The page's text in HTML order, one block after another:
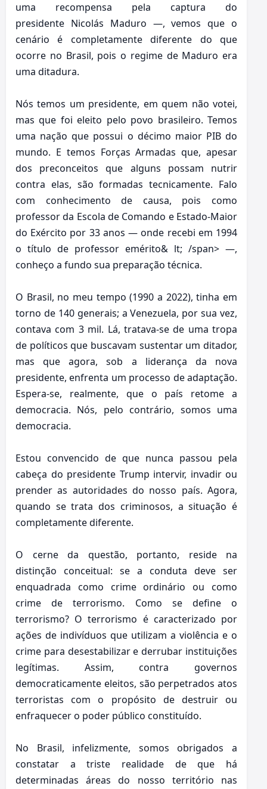
uma recompensa pela captura do
presidente Nicolás Maduro —, vemos que o
cenário é completamente diferente do que
ocorre no Brasil, pois o regime de Maduro era
uma ditadura.
Nós temos um presidente, em quem não votei,
mas que foi eleito pelo povo brasileiro. Temos
uma nação que possui o décimo maior PIB do
mundo. E temos Forças Armadas que, apesar
dos preconceitos que alguns possam nutrir
contra elas, são formadas tecnicamente. Falo
com conhecimento de causa, pois como
professor da Escola de Comando e Estado-Maior
do Exército por 33 anos — onde recebi em 1994
o título de professor emérito& lt; /span> —,
conheço a fundo sua preparação técnica.
O Brasil, no meu tempo (1990 a 2022), tinha em
torno de 140 generais; a Venezuela, por sua vez,
contava com 3 mil. Lá, tratava-se de uma tropa
de políticos que buscavam sustentar um ditador,
mas que agora, sob a liderança da nova
presidente, enfrenta um processo de adaptação.
Espera-se, realmente, que o país retome a
democracia. Nós, pelo contrário, somos uma
democracia.
Estou convencido de que nunca passou pela
cabeça do presidente Trump intervir, invadir ou
prender as autoridades do nosso país. Agora,
quando se trata dos criminosos, a situação é
completamente diferente.
O cerne da questão, portanto, reside na
distinção conceitual: se a conduta deve ser
enquadrada como crime ordinário ou como
crime de terrorismo. Como se define o
terrorismo? O terrorismo é caracterizado por
ações de indivíduos que utilizam a violência e o
crime para desestabilizar e derrubar instituições
legítimas. Assim, contra governos
democraticamente eleitos, são perpetrados atos
terroristas com o propósito de destruir ou
enfraquecer o poder público constituído.
No Brasil, infelizmente, somos obrigados a
constatar a triste realidade de que há
determinadas áreas do nosso território nas